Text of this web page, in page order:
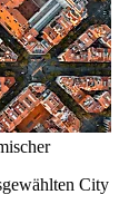
City